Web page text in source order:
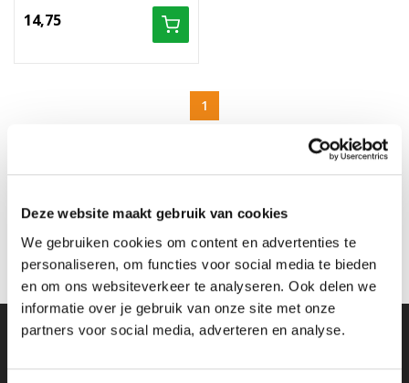
Deze website maakt gebruik van cookies
We gebruiken cookies om content en advertenties te
personaliseren, om functies voor social media te bieden
en om ons websiteverkeer te analyseren. Ook delen we
informatie over je gebruik van onze site met onze
partners voor social media, adverteren en analyse.
14,75
1
De dekvloer schuren doe je met een grove schuurschijf. Dit is
0001 of app via +31 (0) 6-11065816.
AANMELDEN NIEUWSBRIEF